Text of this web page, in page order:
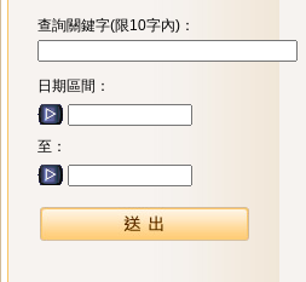
查詢關鍵字(限10字內)：
日期區間：
至：